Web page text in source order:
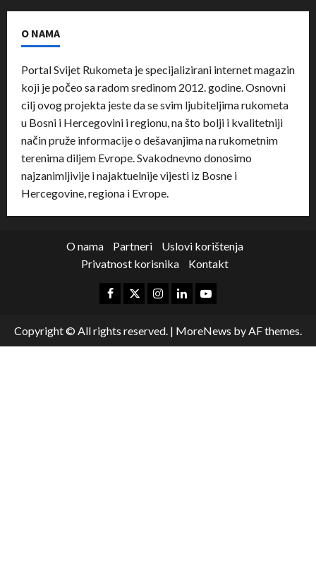
O NAMA
Portal Svijet Rukometa je specijalizirani internet magazin
koji je počeo sa radom sredinom 2012. godine. Osnovni
cilj ovog projekta jeste da se svim ljubiteljima rukometa
u Bosni i Hercegovini i regionu, na što bolji i kvalitetniji
način pruže informacije o dešavanjima na rukometnim
terenima diljem Evrope. Svakodnevno donosimo
najzanimljivije i najaktuelnije vijesti iz Bosne i
Hercegovine, regiona i Evrope.
O nama Partneri
Uslovi korištenja
Privatnost korisnika
Kontakt
Copyright © All rights reserved. | MoreNews by AF themes.